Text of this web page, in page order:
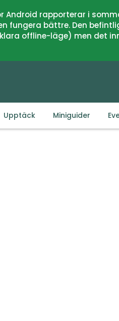
Android rapporterar i
fungera bättre. Den
offline-läge) men det
Upptäck Miniguider